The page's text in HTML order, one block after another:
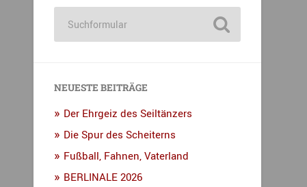
NEUESTE BEITRÄGE
Der Ehrgeiz des Seiltänzers
Die Spur des Scheiterns
Fußball, Fahnen, Vaterland
BERLINALE 2026